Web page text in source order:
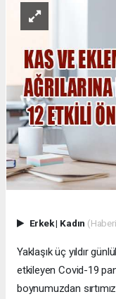
Erkek| Kadın
Yaklaşık üç yıldır
etkileyen Covid-19
boynumuzdan